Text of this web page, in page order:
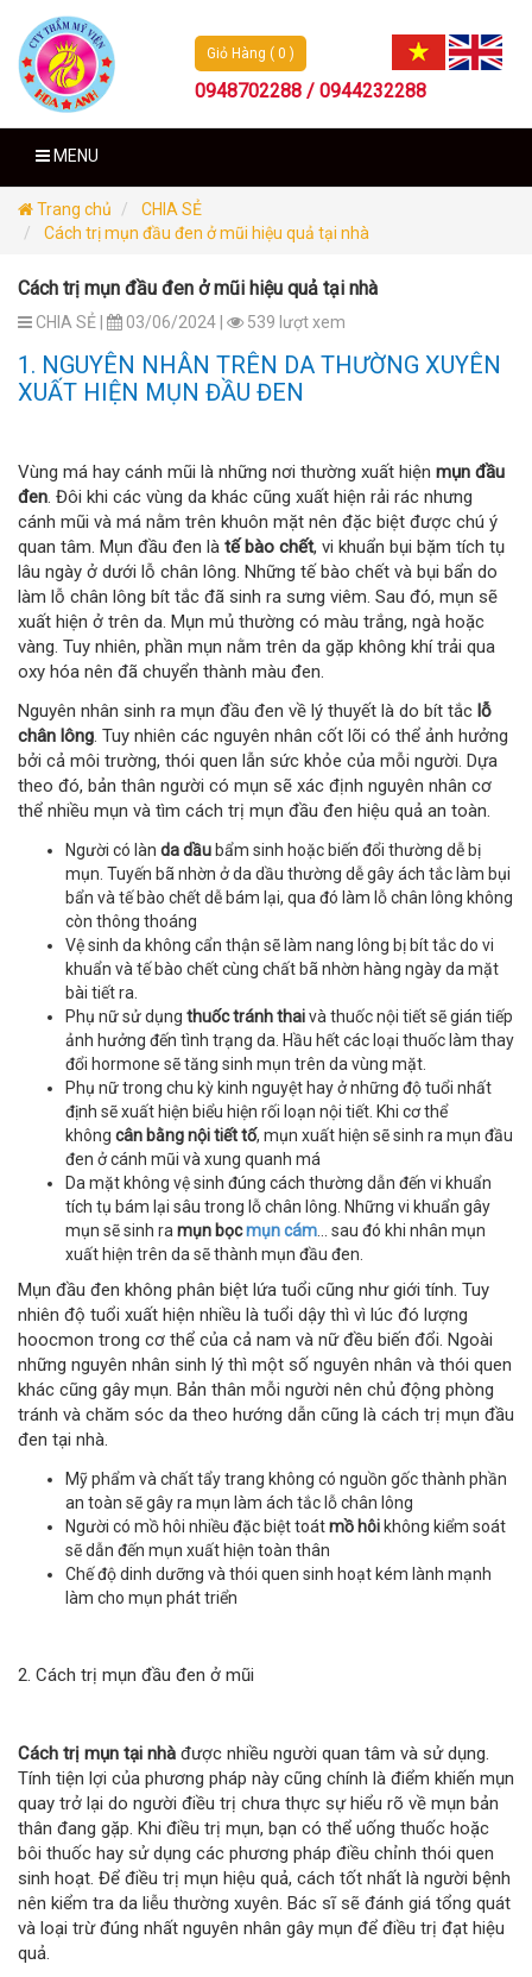
Giỏ Hàng ( 0 )
0948702288 / 0944232288
MENU
Trang chủ
CHIA SẺ
Cách trị mụn đầu đen ở mũi hiệu quả tại nhà
Cách trị mụn đầu đen ở mũi hiệu quả tại nhà
CHIA SẺ | 03/06/2024 | 539 lượt xem
1. NGUYÊN NHÂN TRÊN DA THƯỜNG XUYÊN
XUẤT HIỆN MỤN ĐẦU ĐEN
Vùng má hay cánh mũi là những nơi thường xuất hiện mụn đầu
đen. Đôi khi các vùng da khác cũng xuất hiện rải rác nhưng
cánh mũi và má nằm trên khuôn mặt nên đặc biệt được chú ý
quan tâm. Mụn đầu đen là tế bào chết, vi khuẩn bụi bặm tích tụ
lâu ngày ở dưới lỗ chân lông. Những tế bào chết và bụi bẩn do
làm lỗ chân lông bít tắc đã sinh ra sưng viêm. Sau đó, mụn sẽ
xuất hiện ở trên da. Mụn mủ thường có màu trắng, ngà hoặc
vàng. Tuy nhiên, phần mụn nằm trên da gặp không khí trải qua
oxy hóa nên đã chuyển thành màu đen.
Nguyên nhân sinh ra mụn đầu đen về lý thuyết là do bít tắc lỗ
chân lông. Tuy nhiên các nguyên nhân cốt lõi có thể ảnh hưởng
bởi cả môi trường, thói quen lẫn sức khỏe của mỗi người. Dựa
theo đó, bản thân người có mụn sẽ xác định nguyên nhân cơ
thể nhiều mụn và tìm cách trị mụn đầu đen hiệu quả an toàn.
Người có làn da dầu bẩm sinh hoặc biến đổi thường dễ bị
mụn. Tuyến bã nhờn ở da dầu thường dễ gây ách tắc làm bụi
bẩn và tế bào chết dễ bám lại, qua đó làm lỗ chân lông không
còn thông thoáng
Vệ sinh da không cẩn thận sẽ làm nang lông bị bít tắc do vi
khuẩn và tế bào chết cùng chất bã nhờn hàng ngày da mặt
bài tiết ra.
Phụ nữ sử dụng thuốc tránh thaivà thuốc nội tiết sẽ gián tiếp
ảnh hưởng đến tình trạng da. Hầu hết các loại thuốc làm thay
đổi hormone sẽ tăng sinh mụn trên da vùng mặt.
Phụ nữ trong chu kỳ kinh nguyệt hay ở những độ tuổi nhất
định sẽ xuất hiện biểu hiện rối loạn nội tiết. Khi cơ thể
không cân bằng nội tiết tố, mụn xuất hiện sẽ sinh ra mụn đầu
đen ở cánh mũi và xung quanh má
Da mặt không vệ sinh đúng cách thường dẫn đến vi khuẩn
tích tụ bám lại sâu trong lỗ chân lông. Những vi khuẩn gây
mụn sẽ sinh ra mụn bọcmụn cám ... sau đó khi nhân mụn
xuất hiện trên da sẽ thành mụn đầu đen.
Mụn đầu đen không phân biệt lứa tuổi cũng như giới tính. Tuy
nhiên độ tuổi xuất hiện nhiều là tuổi dậy thì vì lúc đó lượng
hoocmon trong cơ thể của cả nam và nữ đều biến đổi. Ngoài
những nguyên nhân sinh lý thì một số nguyên nhân và thói quen
khác cũng gây mụn. Bản thân mỗi người nên chủ động phòng
tránh và chăm sóc da theo hướng dẫn cũng là cách trị mụn đầu
đen tại nhà.
Mỹ phẩm và chất tẩy trang không có nguồn gốc thành phần
an toàn sẽ gây ra mụn làm ách tắc lỗ chân lông
Người có mồ hôi nhiều đặc biệt toátmồ hôi không kiểm soát
sẽ dẫn đến mụn xuất hiện toàn thân
Chế độ dinh dưỡng và thói quen sinh hoạt kém lành mạnh
làm cho mụn phát triển
2. Cách trị mụn đầu đen ở mũi
Cách trị mụn tại nhà được nhiều người quan tâm và sử dụng.
Tính tiện lợi của phương pháp này cũng chính là điểm khiến mụn
quay trở lại do người điều trị chưa thực sự hiểu rõ về mụn bản
thân đang gặp. Khi điều trị mụn, bạn có thể uống thuốc hoặc
bôi thuốc hay sử dụng các phương pháp điều chỉnh thói quen
sinh hoạt. Để điều trị mụn hiệu quả, cách tốt nhất là người bệnh
nên kiểm tra da liễu thường xuyên. Bác sĩ sẽ đánh giá tổng quát
và loại trừ đúng nhất nguyên nhân gây mụn để điều trị đạt hiệu
quả.